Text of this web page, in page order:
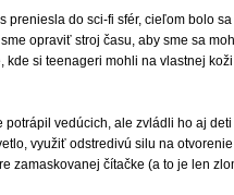
preniesla do sci-fi sfér, cieľom bolo
opraviť stroj času, aby sme sa
si teenageri mohli na vlastnej
vedúcich, ale zvládli ho aj
využiť odstredivú silu na
zamaskovanej čítačke (a to je len